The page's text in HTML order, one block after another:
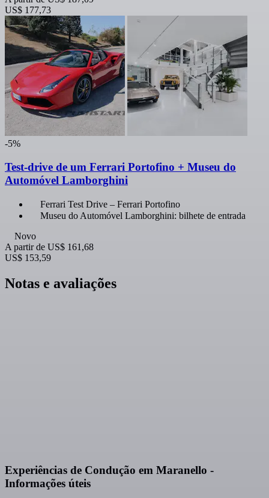
US$ 177,73
-5%
Test-drive de um Ferrari Portofino + Museu do
Automóvel Lamborghini
Ferrari Test Drive – Ferrari Portofino
Museu do Automóvel Lamborghini: bilhete de entrada
Novo
A partir de US$ 161,68
US$ 153,59
Notas e avaliações
Experiências de Condução em Maranello -
Informações úteis